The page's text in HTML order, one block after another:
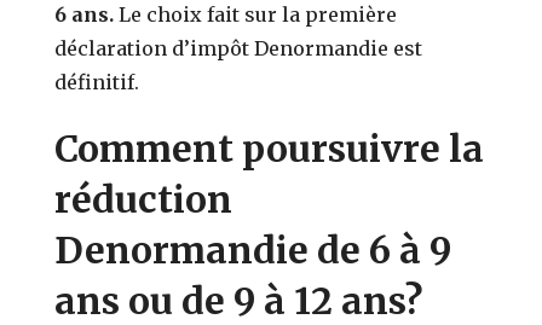
6 ans. Le choix fait sur la première
déclaration d’impôt Denormandie est
définitif.
Comment poursuivre la
réduction
Denormandie de 6 à 9
ans ou de 9 à 12 ans?